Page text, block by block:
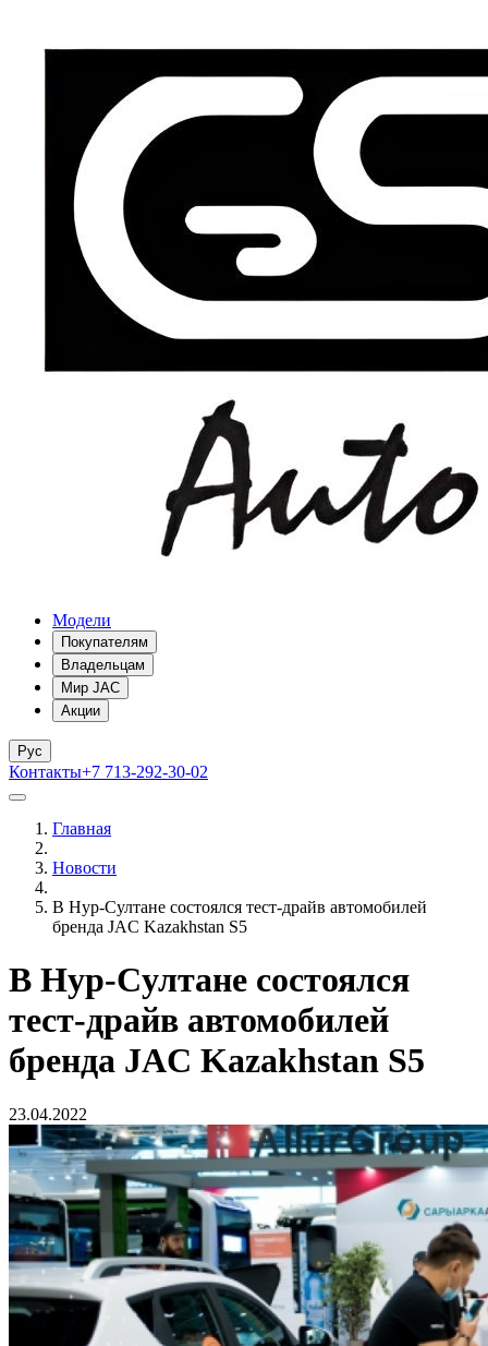
Модели
Покупателям
Владельцам
Мир JAC
Акции
Рус
Контакты+7 713-292-30-02
Главная
Новости
В Нур-Cултане состоялся тест-драйв автомобилей
бренда JAC Kazakhstan S5
В Нур-Cултане состоялся
тест-драйв автомобилей
бренда JAC Kazakhstan S5
23.04.2022